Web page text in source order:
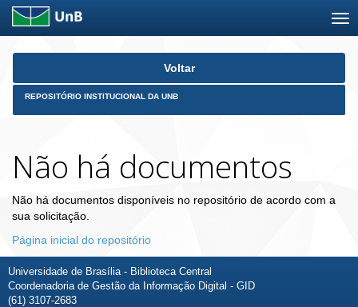
Skip
Voltar
REPOSITÓRIO INSTITUCIONAL DA UNB
Não há documentos
Não há documentos disponíveis no repositório de acordo com a
sua solicitação.
Página inicial do repositório
Universidade de Brasília - Biblioteca Central
Coordenadoria de Gestão da Informação Digital - GID
(61) 3107-2683